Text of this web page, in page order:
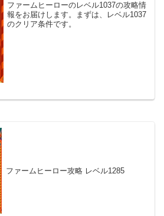
ファームヒーローのレベル1037の攻略情
報をお届けします。まずは、レベル1037
のクリア条件です。
ファームヒーロー攻略 レベル1285